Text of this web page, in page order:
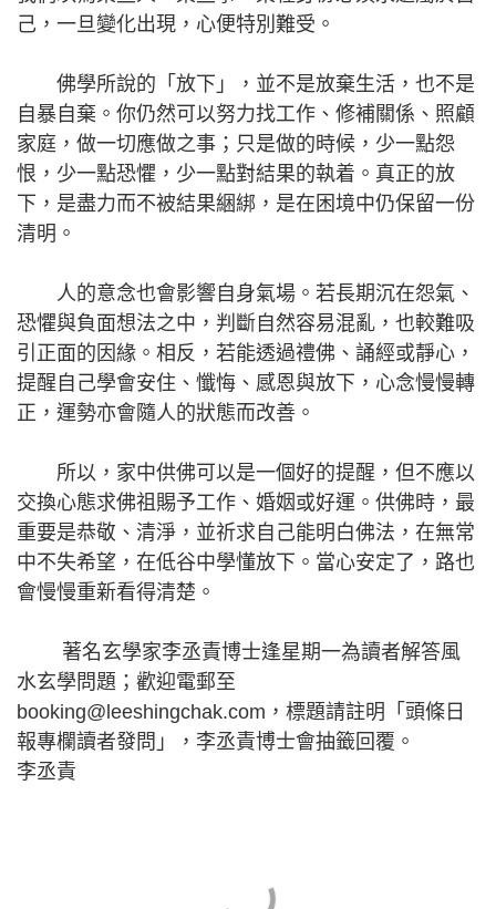
己，一旦變化出現，心便特別難受。
佛學所說的「放下」，並不是放棄生活，也不是
自暴自棄。你仍然可以努力找工作、修補關係、照顧
家庭，做一切應做之事；只是做的時候，少一點怨
恨，少一點恐懼，少一點對結果的執着。真正的放
下，是盡力而不被結果綑綁，是在困境中仍保留一份
清明。
人的意念也會影響自身氣場。若長期沉在怨氣、
恐懼與負面想法之中，判斷自然容易混亂，也較難吸
引正面的因緣。相反，若能透過禮佛、誦經或靜心，
提醒自己學會安住、懺悔、感恩與放下，心念慢慢轉
正，運勢亦會隨人的狀態而改善。
所以，家中供佛可以是一個好的提醒，但不應以
交換心態求佛祖賜予工作、婚姻或好運。供佛時，最
重要是恭敬、清淨，並祈求自己能明白佛法，在無常
中不失希望，在低谷中學懂放下。當心安定了，路也
會慢慢重新看得清楚。
著名玄學家李丞責博士逢星期一為讀者解答風
水玄學問題；歡迎電郵至
booking@leeshingchak.com，標題請註明「頭條日
報專欄讀者發問」，李丞責博士會抽籤回覆。
李丞責